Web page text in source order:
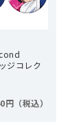
ジコレク
円